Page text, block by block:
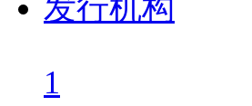
发行机构
1